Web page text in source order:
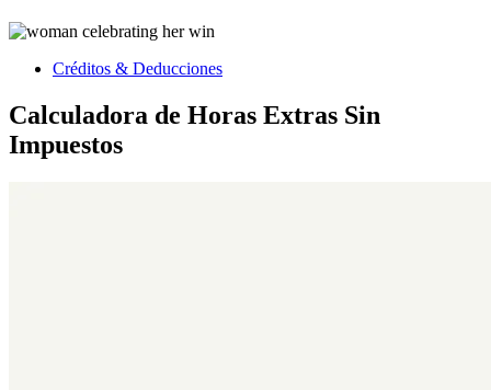
Créditos & Deducciones
Calculadora de Horas Extras Sin
Impuestos